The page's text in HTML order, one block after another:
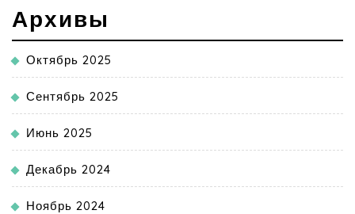
Архивы
Октябрь 2025
Сентябрь 2025
Июнь 2025
Декабрь 2024
Ноябрь 2024